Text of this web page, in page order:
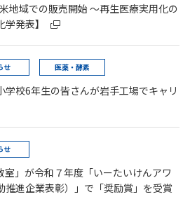
域での販売開始 ～再生医療実用化の
発表】
せ 医薬・酵素
学校6年生の皆さんが岩手工場でキャリ
せ
室」が令和７年度「いーたいけんアワ
推進企業表彰）」で「奨励賞」を受賞